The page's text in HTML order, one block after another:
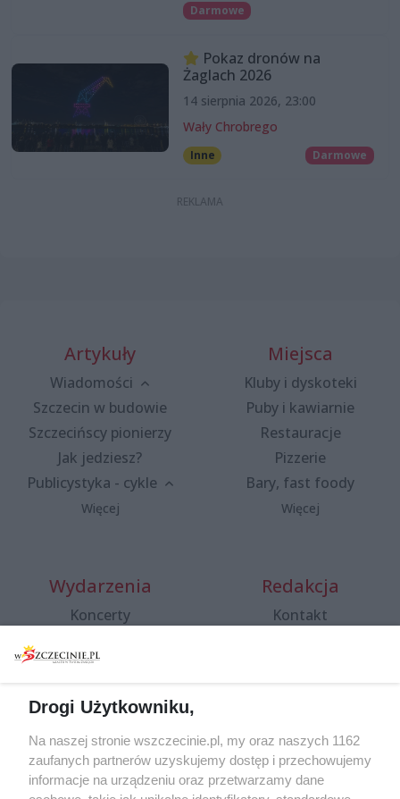
Darmowe
Pokaz dronów na
Żaglach 2026
14 sierpnia 2026, 23:00
Wały Chrobrego
Inne Darmowe
Artykuły
Wiadomości
Szczecin w budowie
Szczecińscy pionierzy
Jak jedziesz?
Publicystyka - cykle
Więcej
Miejsca
Kluby i dyskoteki
Puby i kawiarnie
Restauracje
Pizzerie
Bary, fast foody
Więcej
Wydarzenia
Koncerty
Spacery i oprowadzania
targi
Wernisaże
Więcej
Redakcja
Kontakt
Specjalny koncert z okazji
20. urodzin portalu
wSzczecinie.pl
Drogi Użytkowniku,
Na naszej stronie wszczecinie.pl, my oraz naszych 1162
zaufanych partnerów uzyskujemy dostęp i przechowujemy
informacje na urządzeniu oraz przetwarzamy dane